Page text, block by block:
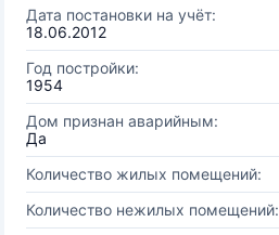
Дата постановки на учёт:
18.06.2012
Год постройки:
1954
Дом признан аварийным:
Да
Количество жилых помещений:
Количество нежилых помещений: